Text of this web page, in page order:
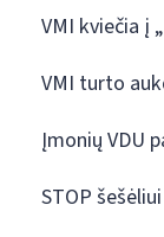
VMI kviečia į
VMI turto
Įmonių VDU
STOP šešėliui